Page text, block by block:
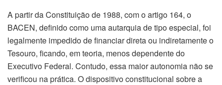
A partir da Constituição de 1988, com o artigo 164, o
BACEN, definido como uma autarquia de tipo especial, foi
legalmente impedido de financiar direta ou indiretamente o
Tesouro, ficando, em teoria, menos dependente do
Executivo Federal. Contudo, essa maior autonomia não se
verificou na prática. O dispositivo constitucional sobre a